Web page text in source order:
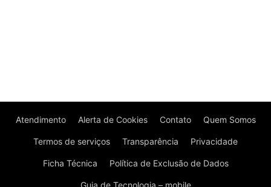
Atendimento Alerta de Cookies Contato Quem Somos
Termos de serviços Transparência Privacidade
Ficha Técnica Política de Exclusão de Dados
Guia de Tecnologia – mobile